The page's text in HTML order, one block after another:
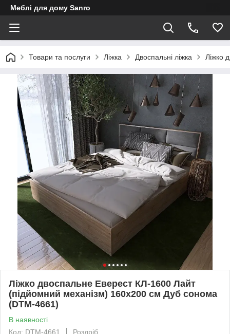
Меблі для дому Sanro
Товари та послуги Ліжка Двоспальні ліжка Ліжко
Ліжко двоспальне Еверест КЛ-1600 Лайт
(підйомний механізм) 160х200 см Дуб сонома
(DTM-4661)
В наявності
Код: DTM-4661
Роздріб